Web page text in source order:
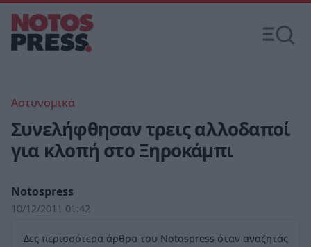
Αστυνομικά
Συνελήφθησαν τρεις αλλοδαποί
για κλοπή στο Ξηροκάμπι
Notospress
10/12/2011 01:42
Δες περισσότερα άρθρα του Notospress όταν αναζητάς